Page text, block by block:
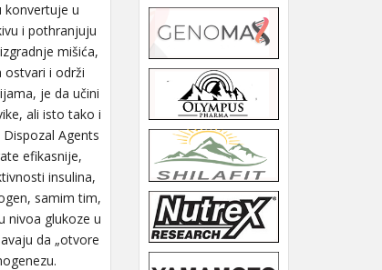
konvertuje u
i pothranjuju
mišića,
ostvari i održi
je da učini
ali isto tako i
Agents
efikasnije,
insulina,
samim tim,
nivoa glukoze u
da „otvore